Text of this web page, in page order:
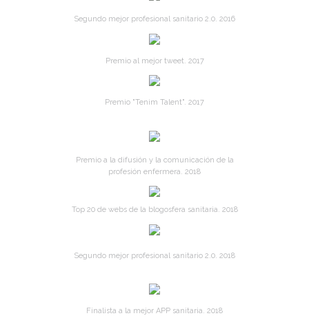
Segundo mejor profesional sanitario 2.0. 2016
Premio al mejor tweet. 2017
Premio "Tenim Talent". 2017
Premio a la difusión y la comunicación de la
profesión enfermera. 2018
Top 20 de webs de la blogosfera sanitaria. 2018
Segundo mejor profesional sanitario 2.0. 2018
Finalista a la mejor APP sanitaria. 2018